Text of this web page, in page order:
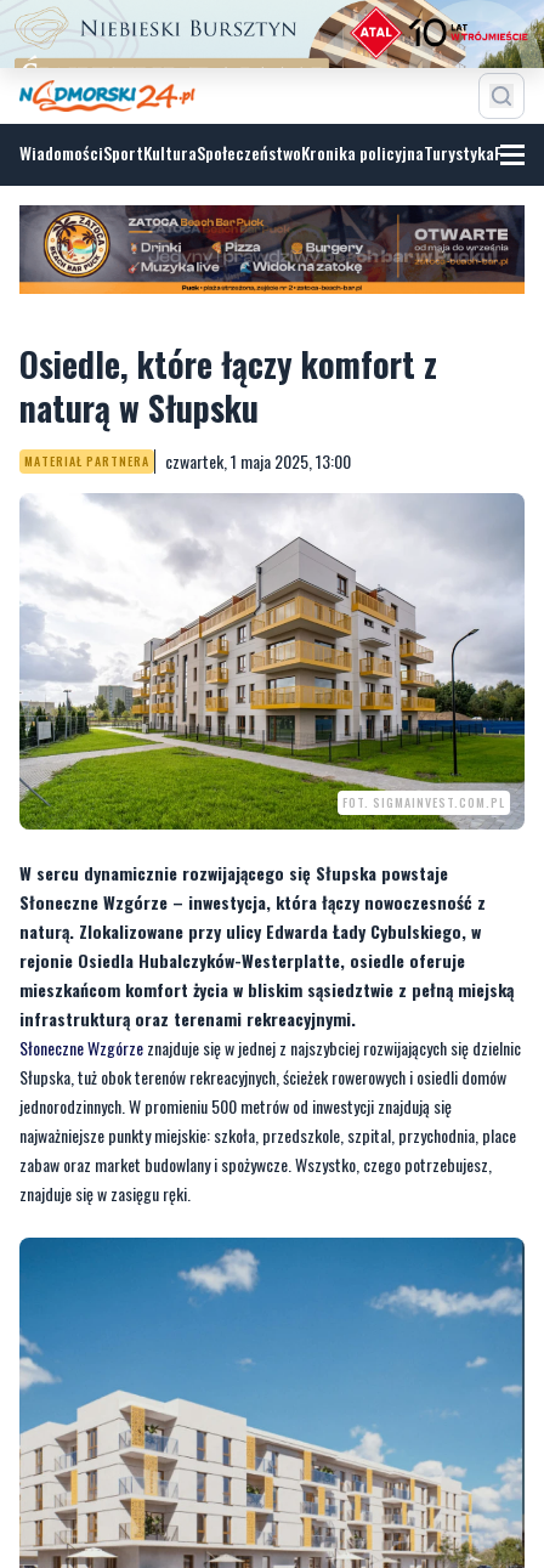
WiadomościSportKulturaSpołeczeństwoKronika policyjnaTurystyka
Osiedle, które łączy komfort z
MATERIAŁ PARTNERA czwartek, 1 maja 2025, 13:00
FOT. SIGMAINVEST.COM.PL
W sercu dynamicznie rozwijającego się Słupska powstaje
Słoneczne Wzgórze – inwestycja, która łączy nowoczesność z
rejonie Osiedla Hubalczyków-Westerplatte, osiedle oferuje
mieszkańcom komfort życia w bliskim sąsiedztwie z pełną miejską
infrastrukturą oraz terenami rekreacyjnymi.
Słoneczne Wzgórzeznajduje się w jednej z najszybciej rozwijających się dzielnic
Słupska, tuż obok terenów rekreacyjnych, ścieżek rowerowych i osiedli domów
jednorodzinnych. W promieniu 500 metrów od inwestycji znajdują się
najważniejsze punkty miejskie: szkoła, przedszkole, szpital, przychodnia, place
zabaw oraz market budowlany i spożywcze. Wszystko, czego potrzebujesz,
znajduje się w zasięgu ręki.
FOT. SIGMAINVEST.COM.PL